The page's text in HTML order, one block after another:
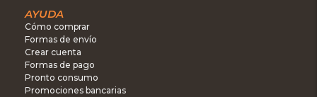
AYUDA
Cómo comprar
Formas de envío
Crear cuenta
Formas de pago
Pronto consumo
Promociones bancarias